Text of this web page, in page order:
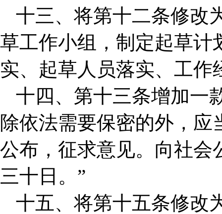
十三、将第十二条修改
草工作小组，制定起草计
实、起草人员落实、工作
十四、第十三条增加一
除依法需要保密的外，
公布，征求意见。向社会
三十日。”
十五、将第十五条修改